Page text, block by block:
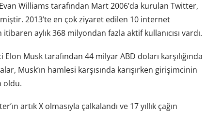
Williams tarafından Mart 2006’da kurulan Twitter,
2013’te en çok ziyaret edilen 10 internet
aylık 368 milyondan fazla aktif kullanıcısı vardı.
Musk tarafından 44 milyar ABD doları karşılığında
Musk’ın hamlesi karşısında karışırken girişimcinin
oldu.
artık X olmasıyla çalkalandı ve 17 yıllık çağın